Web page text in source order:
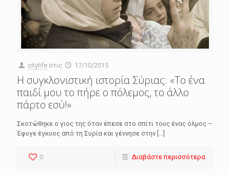
citylife στις 17/10/2015
Η συγκλονιστική ιστορία Σύριας: «Tο ένα
παιδί μου το πήρε ο πόλεμος, το άλλο
πάρτο εσύ!»
Σκοτώθηκε ο γιος της όταν έπεσε στο σπίτι τους ένας όλμος –
Έφυγε έγκυος από τη Συρία και γέννησε στην
0 Διαβάστε περισσότερα